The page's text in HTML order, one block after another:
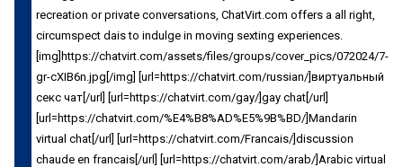
recreation or private conversations, ChatVirt.com offers a all right,
circumspect dais to indulge in moving sexting experiences.
[img]https://chatvirt.com/assets/files/groups/cover_pics/072024/7-
gr-cXIB6n.jpg[/img] [url=https://chatvirt.com/russian/]виртуальный
секс чат[/url] [url=https://chatvirt.com/gay/]gay chat[/url]
[url=https://chatvirt.com/%E4%B8%AD%E5%9B%BD/]Mandarin
virtual chat[/url] [url=https://chatvirt.com/Francais/]discussion
chaude en francais[/url] [url=https://chatvirt.com/arab/]Arabic virtual